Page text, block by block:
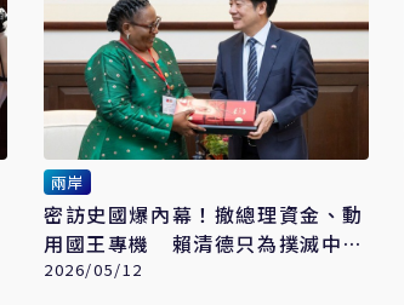
兩岸
密訪史國爆內幕！撤總理資金、動
用國王專機 賴清德只為撲滅中、
史建交火苗
2026/05/12